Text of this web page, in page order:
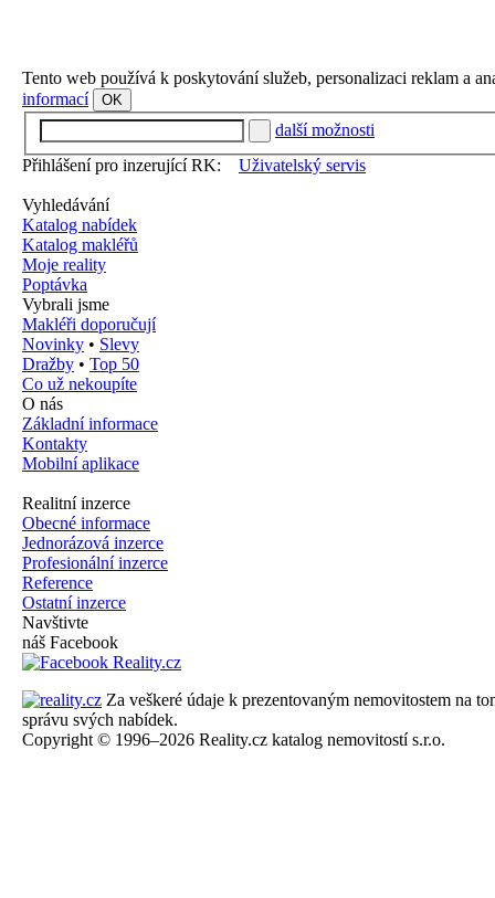
Tento web používá k poskytování služeb, personalizaci reklam a
informací
OK
další možnosti
Přihlášení pro inzerující RK:
Uživatelský servis
Vyhledávání
Katalog nabídek
Katalog makléřů
Moje reality
Poptávka
Vybrali jsme
Makléři doporučují
Novinky • Slevy
Dražby • Top 50
Co už nekoupíte
O nás
Základní informace
Kontakty
Mobilní aplikace
Realitní inzerce
Obecné informace
Jednorázová inzerce
Profesionální inzerce
Reference
Ostatní inzerce
Navštivte
náš Facebook
Za veškeré údaje k prezentovaným nemovitostem na
správu svých nabídek.
Copyright © 1996–2026 Reality.cz katalog nemovitostí s.r.o.